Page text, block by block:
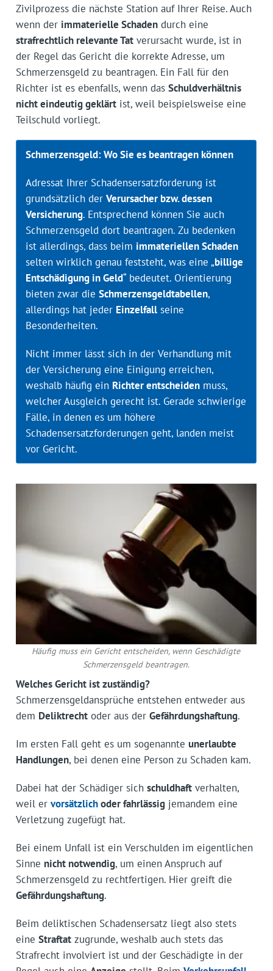
Zivilprozess die nächste Station auf Ihrer Reise. Auch
wenn der immaterielle Schadendurch eine
strafrechtlich relevante Tatverursacht wurde, ist in
der Regel das Gericht die korrekte Adresse, um
Schmerzensgeld zu beantragen. Ein Fall für den
Richter ist es ebenfalls, wenn das Schuldverhältnis
nicht eindeutig geklärtist, weil beispielsweise eine
Teilschuld vorliegt.
Schmerzensgeld: Wo Sie es beantragen können
Adressat Ihrer Schadensersatzforderung ist
grundsätzlich der Verursacher bzw. dessen
Versicherung. Entsprechend können Sie auch
Schmerzensgeld dort beantragen. Zu bedenken
ist allerdings, dass beim immateriellen Schaden
selten wirklich genau feststeht, was eine „billige
Entschädigung in Geld“ bedeutet. Orientierung
bieten zwar die Schmerzensgeldtabellen,
allerdings hat jeder Einzelfallseine
Besonderheiten.
Nicht immer lässt sich in der Verhandlung mit
der Versicherung eine Einigung erreichen,
weshalb häufig ein Richter entscheidenmuss,
welcher Ausgleich gerecht ist. Gerade schwierige
Fälle, in denen es um höhere
Schadensersatzforderungen geht, landen meist
vor Gericht.
Häufig muss ein Gericht entscheiden, wenn Geschädigte
Schmerzensgeld beantragen.
Welches Gericht ist zuständig?
Schmerzensgeldansprüche entstehen entweder aus
dem Deliktrechtoder aus der Gefährdungshaftung.
Im ersten Fall geht es um sogenannte unerlaubte
Handlungen, bei denen eine Person zu Schaden kam.
Dabei hat der Schädiger sich schuldhaftverhalten,
weil er vorsätzlichoder fahrlässigjemandem eine
Verletzung zugefügt hat.
Bei einem Unfall ist ein Verschulden im eigentlichen
Sinne nicht notwendig, um einen Anspruch auf
Schmerzensgeld zu rechtfertigen. Hier greift die
Gefährdungshaftung.
Beim deliktischen Schadensersatz liegt also stets
eine Straftatzugrunde, weshalb auch stets das
Strafrecht involviert ist und der Geschädigte in der